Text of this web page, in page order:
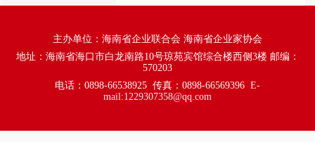
主办单位：海南省企业联合会 海南省企业家协会
地址：海南省海口市白龙南路10号琼苑宾馆综合楼西侧3楼 邮编：
570203
电话：0898-66538925 传真：0898-66569396 E-
mail:1229307358@qq.com